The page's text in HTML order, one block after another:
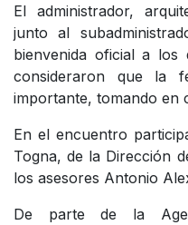
El administrador,
junto al
bienvenida oficial a los
consideraron que la
importante, tomando en
En el encuentro
Togna, de la Dirección
los asesores Antonio
De parte de la